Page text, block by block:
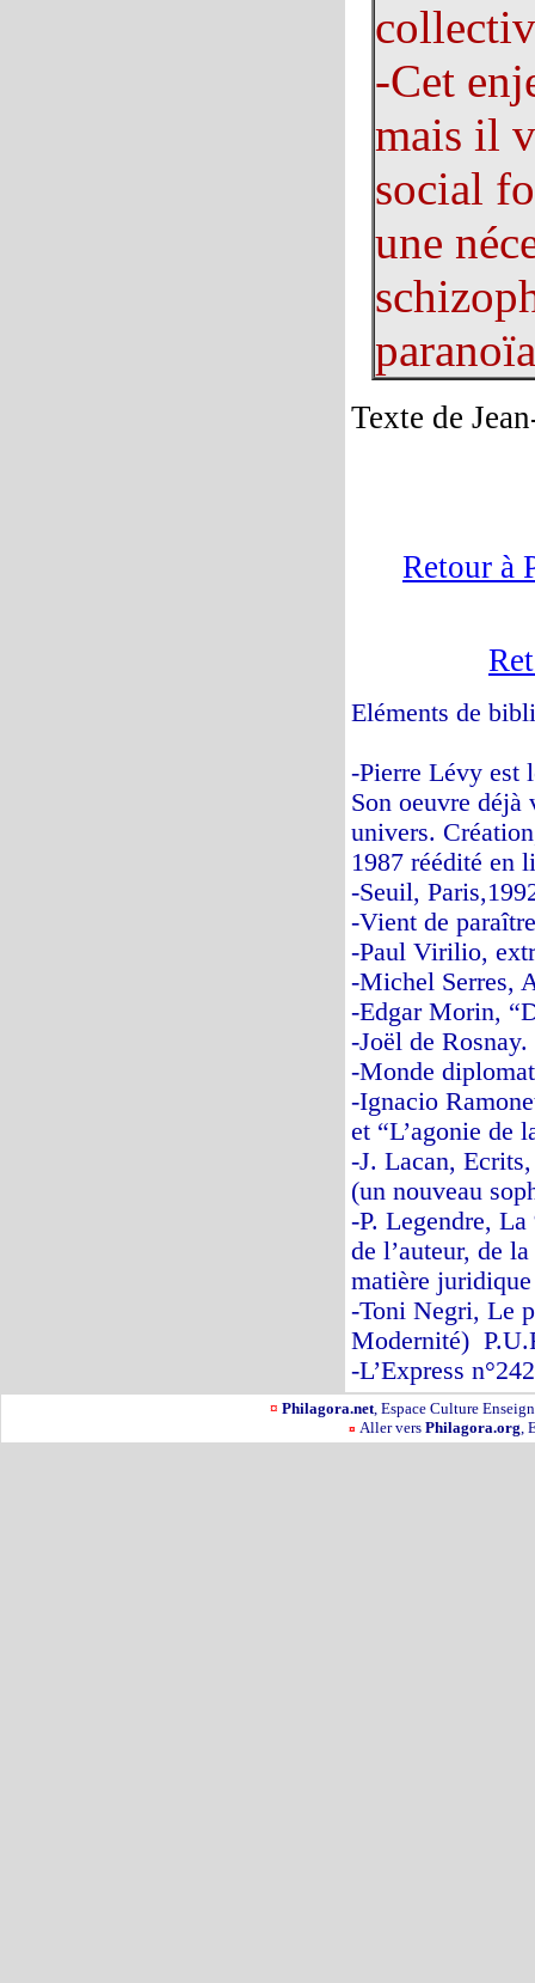
-Cet
mais il
social
une
Texte de
Retour à
Eléments de
-Pierre Lévy est
Son oeuvre
univers.
1987 réédité en
-Seuil,
-Vient de
-Paul Virilio,
-Michel Serres,
-Edgar Morin,
-Joël de
-Monde
-Ignacio
et “L’agonie de
-J. Lacan,
(un nouveau
-P. Legendre,
de l’auteur, de
matière
-Toni Negri, Le
Modernité)
-L’Express
¤ Philagora.net, Espace Culture
¤ Aller vers Philagora.org,